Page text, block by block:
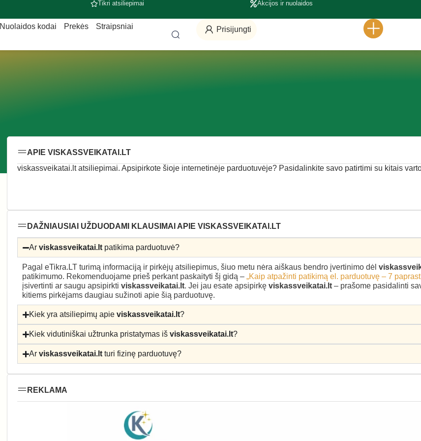
Tikri atsiliepimai Akcijos ir nuolaidos
Nuolaidos kodai Prekės Straipsniai Prisijungti
APIE VISKASSVEIKATAI.LT
viskassveikatai.lt atsiliepimai. Apsipirkote šioje internetinėje parduotuvėje? Pasidalinkite savo patirtimi su kitais
DAŽNIAUSIAI UŽDUODAMI KLAUSIMAI APIE VISKASSVEIKATAI.LT
Arviskassveikatai.lt patikima parduotuvė?
Pagal eTikra.LT turimą informaciją ir pirkėjų atsiliepimus, šiuo metu nėra aiškaus bendro įvertinimo dėl
patikimumo. Rekomenduojame prieš perkant paskaityti šį gidą – „Kaip atpažinti patikimą el. parduotuvę – 7
įsivertinti ar saugu apsipirkti viskassveikatai.lt. Jei jau esate apsipirkę viskassveikatai.lt – prašome pasidalinti
kitiems pirkėjams daugiau sužinoti apie šią parduotuvę.
Kiek yra atsiliepimų apieviskassveikatai.lt?
Kiek vidutiniškai užtrunka pristatymas išviskassveikatai.lt?
Arviskassveikatai.lt turi fizinę parduotuvę?
REKLAMA